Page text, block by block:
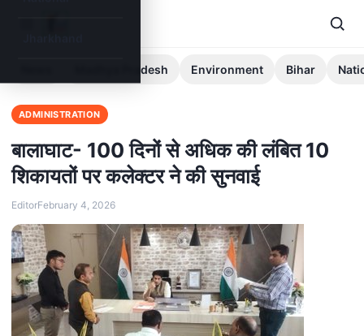
Madhya Pradesh Environment Bihar
ADMINISTRATION
बालाघाट- 100 दिनों से अधिक की लंबित 10
शिकायतों पर कलेक्‍टर ने की सुनवाई
EditorFebruary 4, 2026